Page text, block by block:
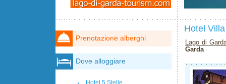
Hotel
Lago di
Garda
Prenotazione alberghi
Dove alloggiare